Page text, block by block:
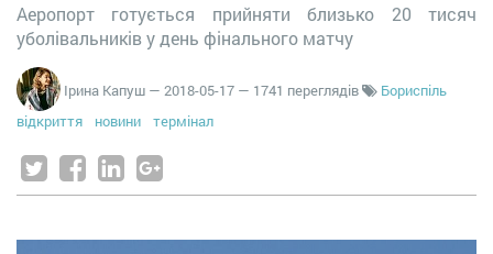
Аеропорт готується прийняти близько 20 тисяч
уболівальників у день фінального матчу
Ірина Капуш — 2018-05-17 — 1741 переглядів
Бориспіль
відкриття
новини термінал